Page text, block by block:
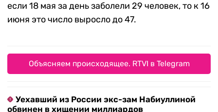
если 18 мая за день заболели 29 человек, то к 16
июня это число выросло до 47.
Объясняем происходящее. RTVI в Telegram
Уехавший из России экс-зам Набиуллиной
обвинен в хищении миллиардов